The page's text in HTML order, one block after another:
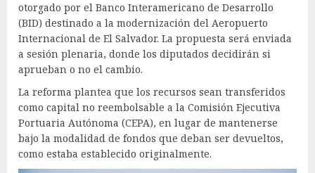
otorgado por el Banco Interamericano de Desarrollo
(BID) destinado a la modernización del Aeropuerto
Internacional de El Salvador. La propuesta será enviada
a sesión plenaria, donde los diputados decidirán si
aprueban o no el cambio.
La reforma plantea que los recursos sean transferidos
como capital no reembolsable a la Comisión Ejecutiva
Portuaria Autónoma (CEPA), en lugar de mantenerse
bajo la modalidad de fondos que deban ser devueltos,
como estaba establecido originalmente.